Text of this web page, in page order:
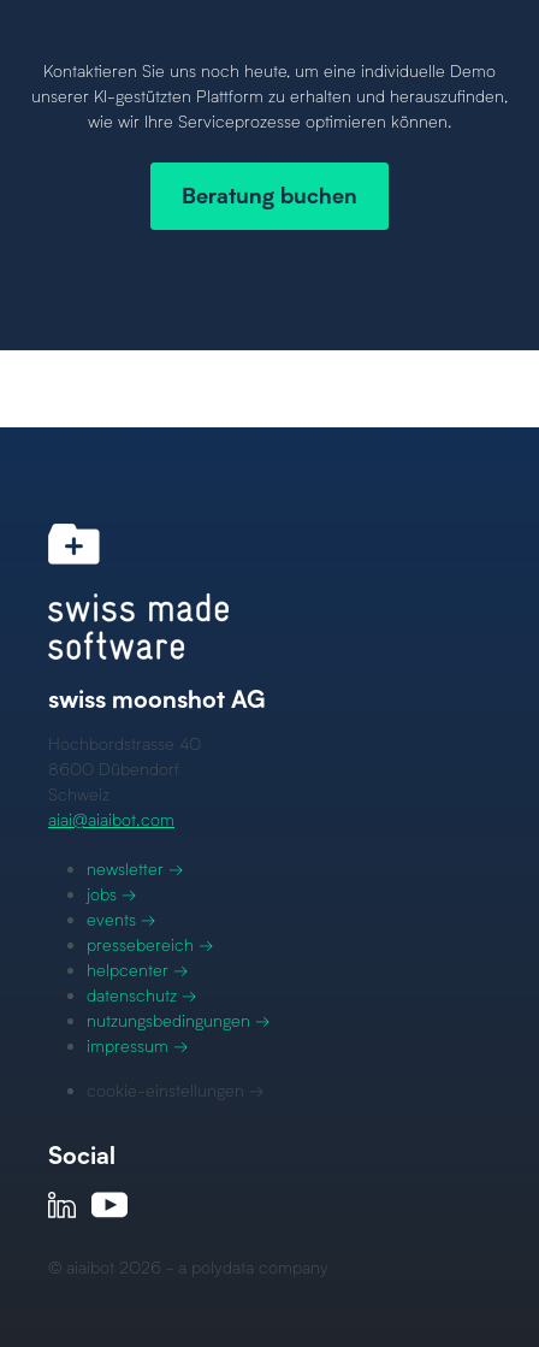
Kontaktieren Sie uns noch heute, um eine individuelle Demo
unserer KI-gestützten Plattform zu erhalten und herauszufinden,
wie wir Ihre Serviceprozesse optimieren können.
Beratung buchen
swiss moonshot AG
Hochbordstrasse 40
8600 Dübendorf
Schweiz
aiai@aiaibot.com
newsletter →
jobs →
events →
pressebereich →
helpcenter →
datenschutz →
nutzungsbedingungen →
impressum →
cookie-einstellungen →
Social
© aiaibot 2026 - a polydata company